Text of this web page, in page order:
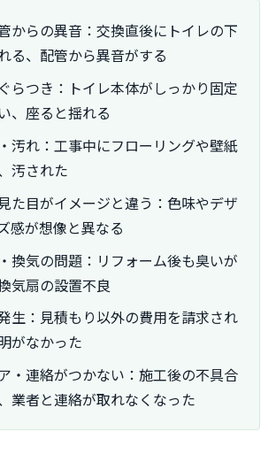
からの異音：交換直後にトイレの下
る、配管から異音がする
らつき：トイレ本体がしっかり固定
、座ると揺れる
汚れ：工事中にフローリングや壁紙
汚された
た目がイメージと違う：色味やデザ
感が想像と異なる
換気の問題：リフォーム後も臭いが
気扇の設置不良
生：見積もり以外の費用を請求され
がなかった
・連絡がつかない：施工後の不具合
業者と連絡が取れなくなった